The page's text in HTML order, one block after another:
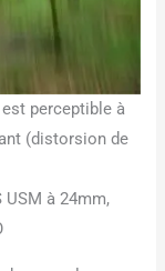
perceptible à
(distorsion de
USM à 24mm,